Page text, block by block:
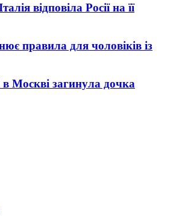
відповіла Росії на її
правила для чоловіків із
Москві загинула дочка